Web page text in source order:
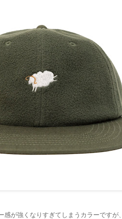
感が強くなりすぎてしまうカラーですが、